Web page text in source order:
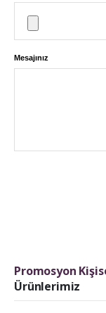
Mesajınız
Promosyon
Ürünlerimiz